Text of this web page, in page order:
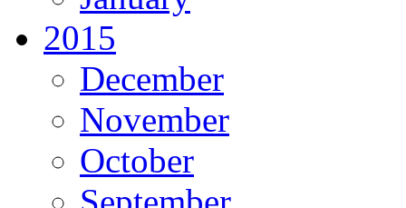
2015
December
November
October